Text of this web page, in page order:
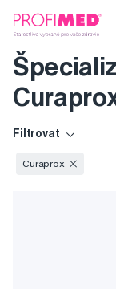
Filtrovat
Curaprox